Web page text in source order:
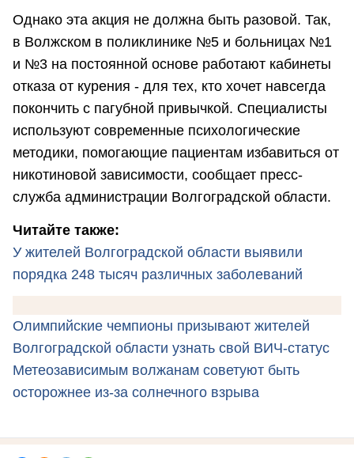
Однако эта акция не должна быть разовой. Так,
в Волжском в поликлинике №5 и больницах №1
и №3 на постоянной основе работают кабинеты
отказа от курения - для тех, кто хочет навсегда
покончить с пагубной привычкой. Специалисты
используют современные психологические
методики, помогающие пациентам избавиться от
никотиновой зависимости, сообщает пресс-
служба администрации Волгоградской области.
Читайте также:
У жителей Волгоградской области выявили
порядка 248 тысяч различных заболеваний
Олимпийские чемпионы призывают жителей
Волгоградской области узнать свой ВИЧ-статус
Метеозависимым волжанам советуют быть
осторожнее из-за солнечного взрыва